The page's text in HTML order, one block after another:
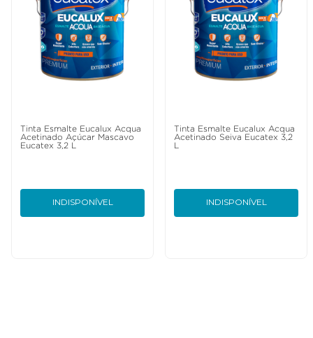
Tinta Esmalte Eucalux Acqua
Acetinado Açúcar Mascavo
Eucatex 3,2 L
INDISPONÍVEL
Tinta Esmalte Eucalux Acqua
Acetinado Seiva Eucatex 3,2
INDISPONÍVEL